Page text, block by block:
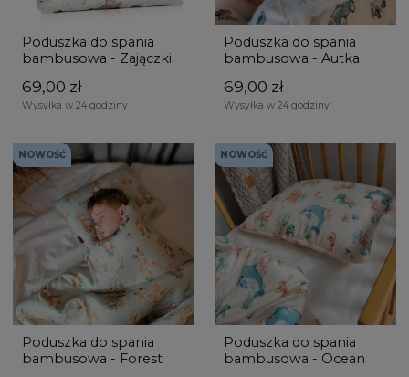
Poduszka do spania
bambusowa - Zajączki
69,00 zł
Wysyłka w 24 godziny
Poduszka do spania
bambusowa - Autka
69,00 zł
Wysyłka w 24 godziny
Poduszka do spania
bambusowa - Forest
NOWOŚĆ
Poduszka do spania
bambusowa - Ocean
NOWOŚĆ